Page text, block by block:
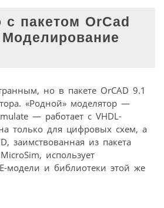
с пакетом OrCad
но в пакете OrCAD 9.1
«Родной» моделятор —
— работает с VHDL-
только для цифровых схем, а
заимствованная из пакета
использует
модели и библиотеки этой же